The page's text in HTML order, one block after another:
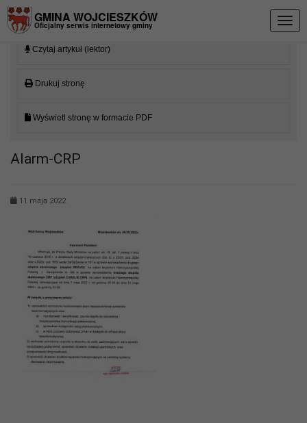
GMINA WOJCIESZKÓW
Oficjalny serwis internetowy gminy
Czytaj artykuł (lektor)
Drukuj stronę
Wyświetl stronę w formacie PDF
Alarm-CRP
11 maja 2022